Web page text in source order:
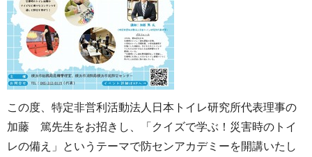
この度、特定非営利活動法人日本トイレ研究所代表理事の
加藤 篤先生をお招きし、「クイズで学ぶ！災害時のトイ
レの備え」というテーマで防センアカデミーを開講いたし